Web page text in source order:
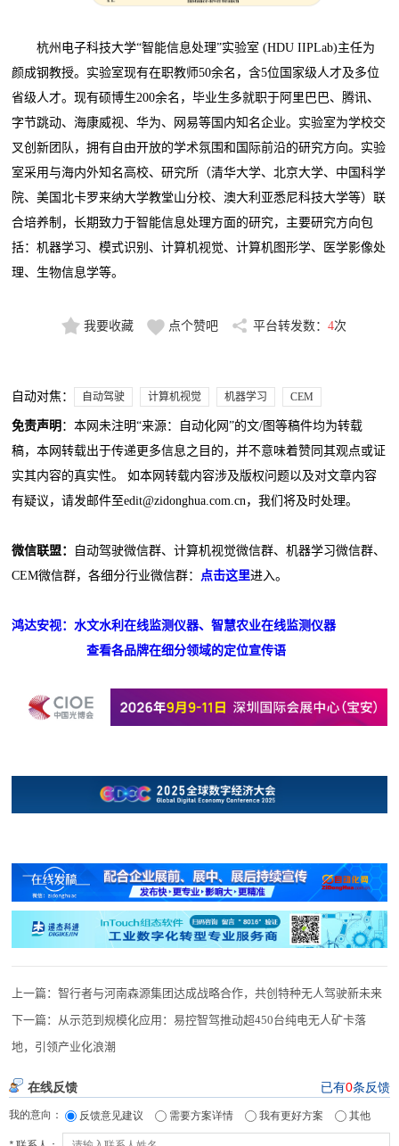
杭州电子科技大学“智能信息处理”实验室 (HDU IIPLab)主任为
颜成钢教授。实验室现有在职教师50余名，含5位国家级人才及多位
省级人才。现有硕博生200余名，毕业生多就职于阿里巴巴、腾讯、
字节跳动、海康威视、华为、网易等国内知名企业。实验室为学校交
叉创新团队，拥有自由开放的学术氛围和国际前沿的研究方向。实验
室采用与海内外知名高校、研究所（清华大学、北京大学、中国科学
院、美国北卡罗来纳大学教堂山分校、澳大利亚悉尼科技大学等）联
合培养制，长期致力于智能信息处理方面的研究，主要研究方向包
括：机器学习、模式识别、计算机视觉、计算机图形学、医学影像处
理、生物信息学等。
我要收藏 点个赞吧 平台转发数： 4次
自动对焦： 自动驾驶 计算机视觉 机器学习 CEM
免责声明 ：本网未注明“来源：自动化网”的文/图等稿件均为转载
稿，本网转载出于传递更多信息之目的，并不意味着赞同其观点或证
实其内容的真实性。 如本网转载内容涉及版权问题以及对文章内容
有疑议，请发邮件至edit@zidonghua.com.cn，我们将及时处理。
微信联盟：
自动驾驶微信群、计算机视觉微信群、机器学习微信群、
CEM微信群，各细分行业微信群： 点击这里进入。
鸿达安视：水文水利在线监测仪器、智慧农业在线监测仪器
查看各品牌在细分领域的定位宣传语
上一篇：智行者与河南森源集团达成战略合作，共创特种无人驾驶新未来
下一篇：
从示范到规模化应用：易控智驾推动超450台纯电无人矿卡落
地，引领产业化浪潮